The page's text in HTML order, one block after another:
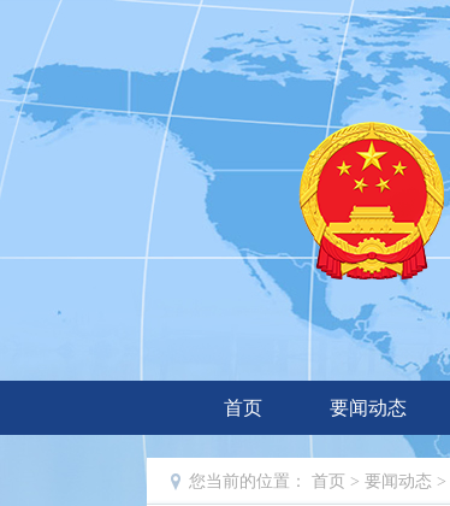
首页 要闻动态
您当前的位置： 首页 > 要闻动态 >